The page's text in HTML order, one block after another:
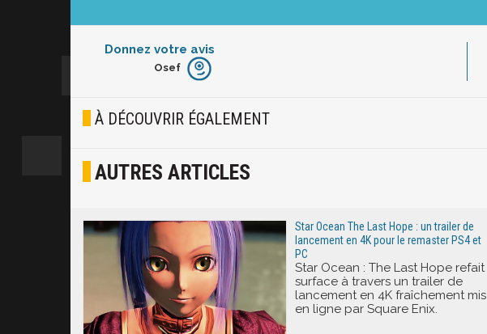
Donnez votre avis
Furieux
Joyeux
Osef
À DÉCOUVRIR ÉGALEMENT
AUTRES ARTICLES
Star Ocean The Last Hope : un trailer de
lancement en 4K pour le remaster PS4 et
PC
Star Ocean : The Last Hope refait
surface à travers un trailer de
lancement en 4K fraîchement mis
en ligne par Square Enix.